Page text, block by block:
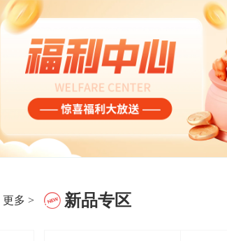
更多 > 新品专区